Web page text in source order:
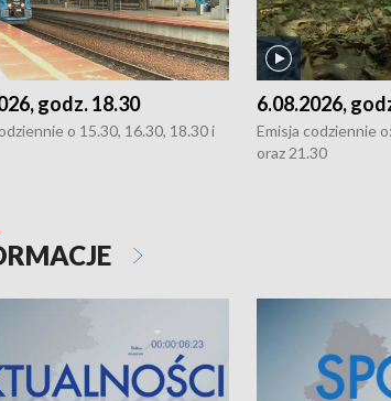
godz. 18.30
o 15.30, 16.30, 18.30 i
6.08.2026,
Emisja codziennie
oraz 21.30